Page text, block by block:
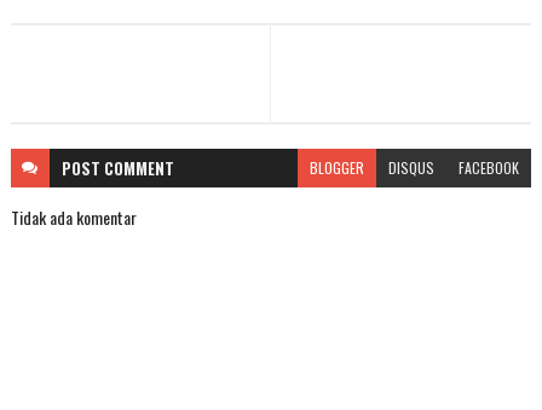
POST COMMENT BLOGGER DISQUS FACEBOOK
Tidak ada komentar